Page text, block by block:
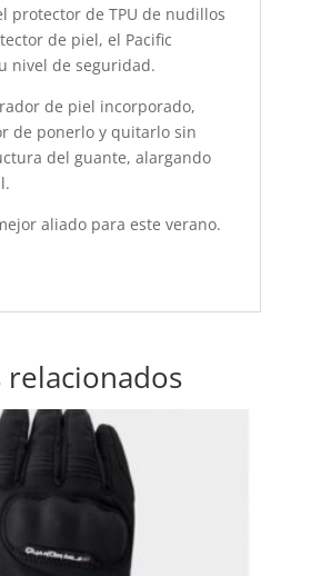
protector de TPU de nudillos
de piel, el Pacific
nivel de seguridad.
de piel incorporado,
de ponerlo y quitarlo sin
del guante, alargando
aliado para este verano.